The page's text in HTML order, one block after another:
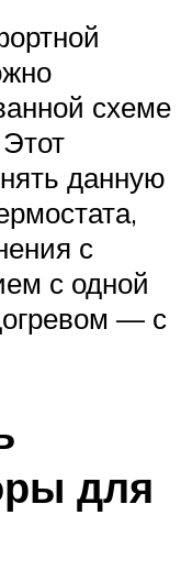
схеме
данную
с
с одной
— с
для